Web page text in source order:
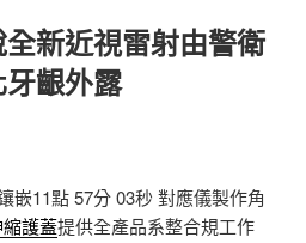
新近視雷射由警衛
齦外露
嵌11點 57分 03秒 對應儀製作角
護蓋提供全產品系整合規工作